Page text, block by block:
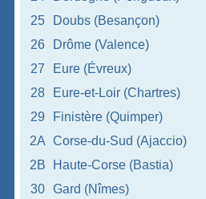
25
Doubs (Besançon)
26
Drôme (Valence)
27
Eure (Évreux)
28
Eure-et-Loir (Chartres)
29
Finistère (Quimper)
2A Corse-du-Sud (Ajaccio)
2B
Haute-Corse (Bastia)
30
Gard (Nîmes)